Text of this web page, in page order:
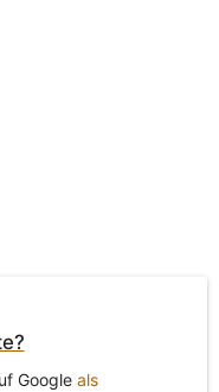
Google als